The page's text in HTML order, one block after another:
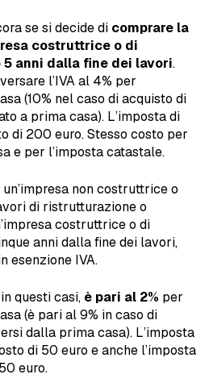
se si decide di comprare la
costruttrice o di
anni dalla fine dei lavori.
l’IVA al 4% per
(10% nel caso di acquisto di
a prima casa). L’imposta di
di 200 euro. Stesso costo per
e per l’imposta catastale.
non costruttrice o
di ristrutturazione o
costruttrice o di
anni dalla fine dei lavori,
esenzione IVA.
questi casi, è pari al 2% per
(è pari al 9% in caso di
dalla prima casa). L’imposta
di 50 euro e anche l’imposta
euro.